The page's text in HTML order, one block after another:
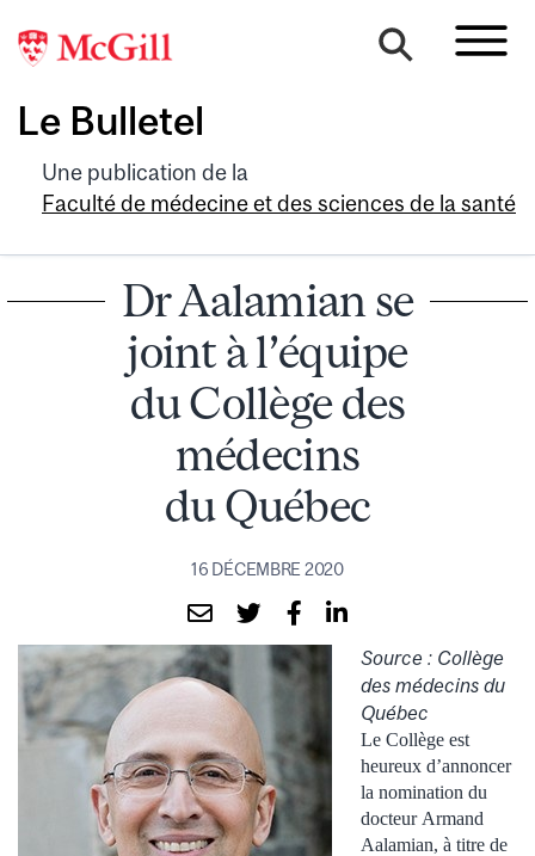
Le Bulletel
Une publication de la
Faculté de médecine et des sciences de la santé
Dr Aalamian se
joint à l’équipe
du Collège des
médecins
du Québec
16 DÉCEMBRE 2020
Source : Collège
des médecins du
Québec
Le Collège est
heureux d’annoncer
la nomination du
docteur Armand
Aalamian, à titre de